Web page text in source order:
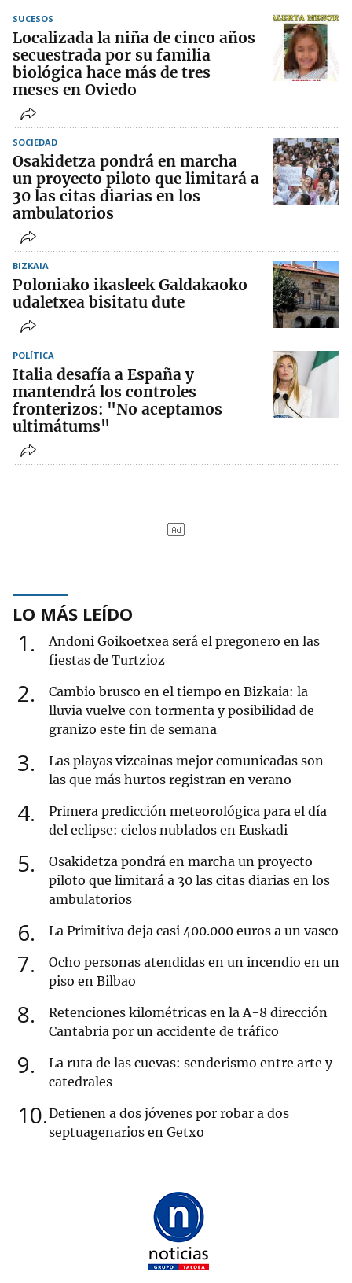
SUCESOS
Localizada la niña de cinco años
secuestrada por su familia
biológica hace más de tres
meses en Oviedo
SOCIEDAD
Osakidetza pondrá en marcha
un proyecto piloto que limitará a
30 las citas diarias en los
ambulatorios
BIZKAIA
Poloniako ikasleek Galdakaoko
udaletxea bisitatu dute
POLÍTICA
Italia desafía a España y
mantendrá los controles
fronterizos: "No aceptamos
ultimátums"
LO MÁS LEÍDO
1
Andoni Goikoetxea será el pregonero en las
fiestas de Turtzioz
2
Cambio brusco en el tiempo en Bizkaia: la
lluvia vuelve con tormenta y posibilidad de
granizo este fin de semana
3
Las playas vizcainas mejor comunicadas son
las que más hurtos registran en verano
4
Primera predicción meteorológica para el día
del eclipse: cielos nublados en Euskadi
5
Osakidetza pondrá en marcha un proyecto
piloto que limitará a 30 las citas diarias en los
ambulatorios
6 La Primitiva deja casi 400.000 euros a un vasco
7
Ocho personas atendidas en un incendio en un
piso en Bilbao
8
Retenciones kilométricas en la A-8 dirección
Cantabria por un accidente de tráfico
9
La ruta de las cuevas: senderismo entre arte y
catedrales
10 Detienen a dos jóvenes por robar a dos
septuagenarios en Getxo